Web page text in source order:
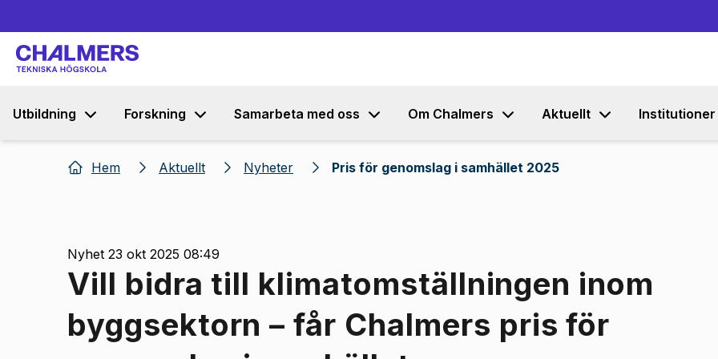
Utbildning Forskning Samarbeta med oss Om Chalmers Aktuellt Institutioner
Hem Aktuellt Nyheter Pris för genomslag i samhället 2025
Nyhet 23 okt 2025 08:49
Vill bidra till klimatomställningen inom
byggsektorn – får Chalmers pris för